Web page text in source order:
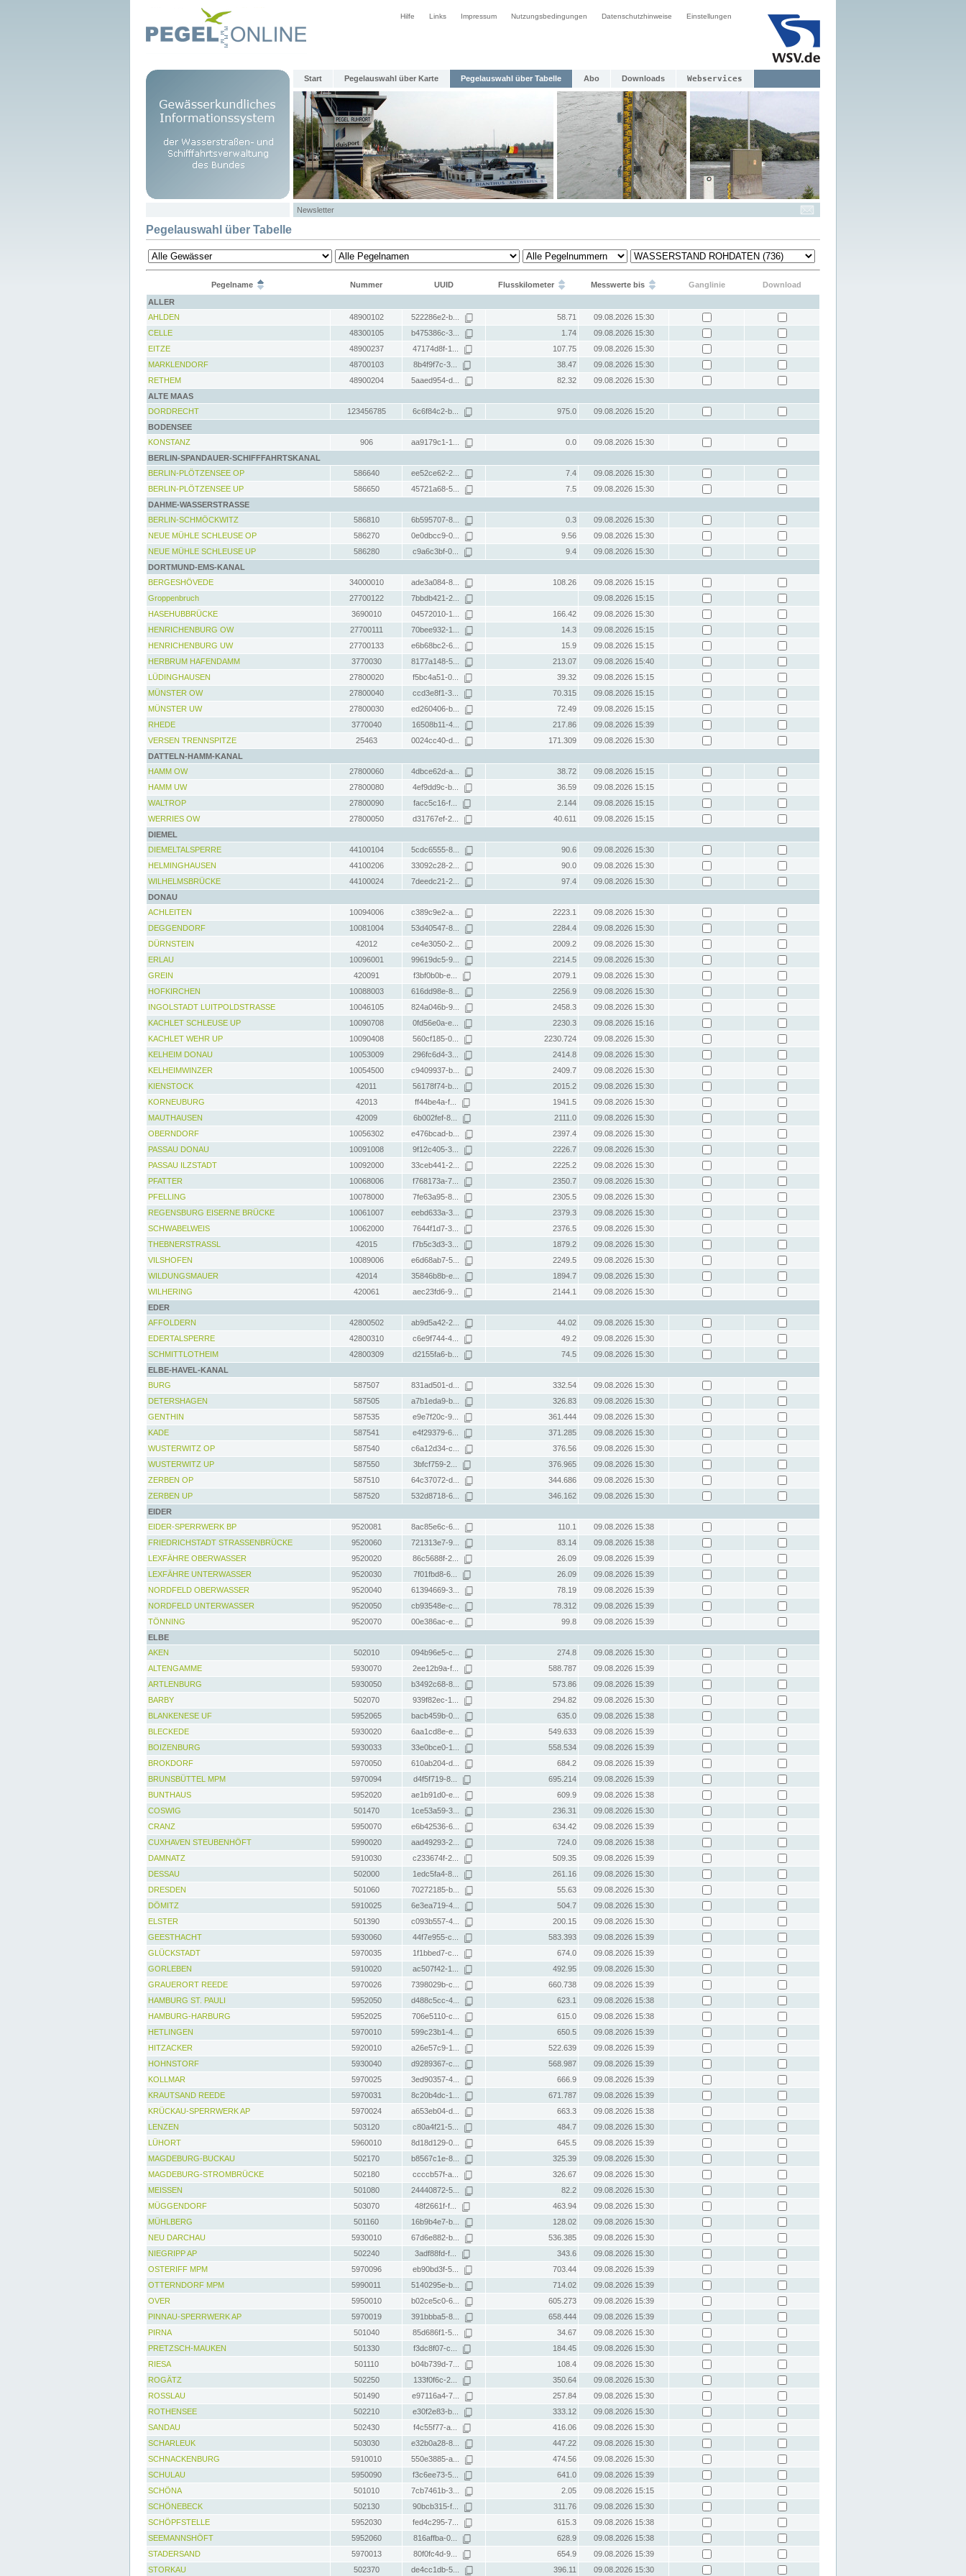
Hilfe Links Impressum Nutzungsbedingungen Datenschutzhinweise Einstellungen
Start Pegelauswahl über Karte Pegelauswahl über Tabelle Abo Downloads Webservices
Newsletter
Pegelauswahl über Tabelle
Pegelname Nummer UUID Flusskilometer Messwerte bis Ganglinie
Download
ALLER
AHLDEN
48900102 522286e2-b... 58.71
09.08.2026 15:30
CELLE
48300105 b475386c-3... 1.74
09.08.2026 15:30
EITZE
48900237 47174d8f-1... 107.75
09.08.2026 15:30
MARKLENDORF
48700103 8b4f9f7c-3... 38.47
09.08.2026 15:30
RETHEM
48900204 5aaed954-d... 82.32
09.08.2026 15:30
ALTE MAAS
DORDRECHT
123456785 6c6f84c2-b... 975.0
09.08.2026 15:20
BODENSEE
KONSTANZ
906 aa9179c1-1... 0.0
09.08.2026 15:30
BERLIN-SPANDAUER-SCHIFFFAHRTSKANAL
BERLIN-PLÖTZENSEE OP
586640 ee52ce62-2... 7.4
09.08.2026 15:30
BERLIN-PLÖTZENSEE UP
586650 45721a68-5... 7.5
09.08.2026 15:30
DAHME-WASSERSTRASSE
BERLIN-SCHMÖCKWITZ
586810 6b595707-8... 0.3
09.08.2026 15:30
NEUE MÜHLE SCHLEUSE OP
586270 0e0dbcc9-0... 9.56
09.08.2026 15:30
NEUE MÜHLE SCHLEUSE UP
586280 c9a6c3bf-0... 9.4
09.08.2026 15:30
DORTMUND-EMS-KANAL
BERGESHÖVEDE
34000010 ade3a084-8... 108.26
09.08.2026 15:15
Groppenbruch
27700122 7bbdb421-2...
09.08.2026 15:15
HASEHUBBRÜCKE
3690010 04572010-1... 166.42
09.08.2026 15:30
HENRICHENBURG OW
27700111 70bee932-1... 14.3
09.08.2026 15:15
HENRICHENBURG UW
27700133 e6b68bc2-6... 15.9
09.08.2026 15:15
HERBRUM HAFENDAMM
3770030 8177a148-5... 213.07
09.08.2026 15:40
LÜDINGHAUSEN
27800020 f5bc4a51-0... 39.32
09.08.2026 15:15
MÜNSTER OW
27800040 ccd3e8f1-3... 70.315
09.08.2026 15:15
MÜNSTER UW
27800030 ed260406-b... 72.49
09.08.2026 15:15
RHEDE
3770040 16508b11-4... 217.86
09.08.2026 15:39
VERSEN TRENNSPITZE
25463 0024cc40-d... 171.309
09.08.2026 15:30
DATTELN-HAMM-KANAL
HAMM OW
27800060 4dbce62d-a... 38.72
09.08.2026 15:15
HAMM UW
27800080 4ef9dd9c-b... 36.59
09.08.2026 15:15
WALTROP
27800090 facc5c16-f... 2.144
09.08.2026 15:15
WERRIES OW
27800050 d31767ef-2... 40.611
09.08.2026 15:15
DIEMEL
DIEMELTALSPERRE
44100104 5cdc6555-8... 90.6
09.08.2026 15:30
HELMINGHAUSEN
44100206 33092c28-2... 90.0
09.08.2026 15:30
WILHELMSBRÜCKE
44100024 7deedc21-2... 97.4
09.08.2026 15:30
DONAU
ACHLEITEN
10094006 c389c9e2-a... 2223.1
09.08.2026 15:30
DEGGENDORF
10081004 53d40547-8... 2284.4
09.08.2026 15:30
DÜRNSTEIN
42012 ce4e3050-2... 2009.2
09.08.2026 15:30
ERLAU
10096001 99619dc5-9... 2214.5
09.08.2026 15:30
GREIN
420091 f3bf0b0b-e... 2079.1
09.08.2026 15:30
HOFKIRCHEN
10088003 616dd98e-8... 2256.9
09.08.2026 15:30
INGOLSTADT LUITPOLDSTRASSE
10046105 824a046b-9... 2458.3
09.08.2026 15:30
KACHLET SCHLEUSE UP
10090708 0fd56e0a-e... 2230.3
09.08.2026 15:16
KACHLET WEHR UP
10090408 560cf185-0... 2230.724
09.08.2026 15:30
KELHEIM DONAU
10053009 296fc6d4-3... 2414.8
09.08.2026 15:30
KELHEIMWINZER
10054500 c9409937-b... 2409.7
09.08.2026 15:30
KIENSTOCK
42011 56178f74-b... 2015.2
09.08.2026 15:30
KORNEUBURG
42013 ff44be4a-f... 1941.5
09.08.2026 15:30
MAUTHAUSEN
42009 6b002fef-8... 2111.0
09.08.2026 15:30
OBERNDORF
10056302 e476bcad-b... 2397.4
09.08.2026 15:30
PASSAU DONAU
10091008 9f12c405-3... 2226.7
09.08.2026 15:30
PASSAU ILZSTADT
10092000 33ceb441-2... 2225.2
09.08.2026 15:30
PFATTER
10068006 f768173a-7... 2350.7
09.08.2026 15:30
PFELLING
10078000 7fe63a95-8... 2305.5
09.08.2026 15:30
REGENSBURG EISERNE BRÜCKE
10061007 eebd633a-3... 2379.3
09.08.2026 15:30
SCHWABELWEIS
10062000 7644f1d7-3... 2376.5
09.08.2026 15:30
THEBNERSTRASSL
42015 f7b5c3d3-3... 1879.2
09.08.2026 15:30
VILSHOFEN
10089006 e6d68ab7-5... 2249.5
09.08.2026 15:30
WILDUNGSMAUER
42014 35846b8b-e... 1894.7
09.08.2026 15:30
WILHERING
420061 aec23fd6-9... 2144.1
09.08.2026 15:30
EDER
AFFOLDERN
42800502 ab9d5a42-2... 44.02
09.08.2026 15:30
EDERTALSPERRE
42800310 c6e9f744-4... 49.2
09.08.2026 15:30
SCHMITTLOTHEIM
42800309 d2155fa6-b... 74.5
09.08.2026 15:30
ELBE-HAVEL-KANAL
BURG
587507 831ad501-d... 332.54
09.08.2026 15:30
DETERSHAGEN
587505 a7b1eda9-b... 326.83
09.08.2026 15:30
GENTHIN
587535 e9e7f20c-9... 361.444
09.08.2026 15:30
KADE
587541 e4f29379-6... 371.285
09.08.2026 15:30
WUSTERWITZ OP
587540 c6a12d34-c... 376.56
09.08.2026 15:30
WUSTERWITZ UP
587550 3bfcf759-2... 376.965
09.08.2026 15:30
ZERBEN OP
587510 64c37072-d... 344.686
09.08.2026 15:30
ZERBEN UP
587520 532d8718-6... 346.162
09.08.2026 15:30
EIDER
EIDER-SPERRWERK BP
9520081 8ac85e6c-6... 110.1
09.08.2026 15:38
FRIEDRICHSTADT STRASSENBRÜCKE
9520060 721313e7-9... 83.14
09.08.2026 15:38
LEXFÄHRE OBERWASSER
9520020 86c5688f-2... 26.09
09.08.2026 15:39
LEXFÄHRE UNTERWASSER
9520030 7f01fbd8-6... 26.09
09.08.2026 15:39
NORDFELD OBERWASSER
9520040 61394669-3... 78.19
09.08.2026 15:39
NORDFELD UNTERWASSER
9520050 cb93548e-c... 78.312
09.08.2026 15:39
TÖNNING
9520070 00e386ac-e... 99.8
09.08.2026 15:39
ELBE
AKEN
502010 094b96e5-c... 274.8
09.08.2026 15:30
ALTENGAMME
5930070 2ee12b9a-f... 588.787
09.08.2026 15:39
ARTLENBURG
5930050 b3492c68-8... 573.86
09.08.2026 15:39
BARBY
502070 939f82ec-1... 294.82
09.08.2026 15:30
BLANKENESE UF
5952065 bacb459b-0... 635.0
09.08.2026 15:38
BLECKEDE
5930020 6aa1cd8e-e... 549.633
09.08.2026 15:39
BOIZENBURG
5930033 33e0bce0-1... 558.534
09.08.2026 15:39
BROKDORF
5970050 610ab204-d... 684.2
09.08.2026 15:39
BRUNSBÜTTEL MPM
5970094 d4f5f719-8... 695.214
09.08.2026 15:39
BUNTHAUS
5952020 ae1b91d0-e... 609.9
09.08.2026 15:38
COSWIG
501470 1ce53a59-3... 236.31
09.08.2026 15:30
CRANZ
5950070 e6b42536-6... 634.42
09.08.2026 15:39
CUXHAVEN STEUBENHÖFT
5990020 aad49293-2... 724.0
09.08.2026 15:38
DAMNATZ
5910030 c233674f-2... 509.35
09.08.2026 15:39
DESSAU
502000 1edc5fa4-8... 261.16
09.08.2026 15:30
DRESDEN
501060 70272185-b... 55.63
09.08.2026 15:30
DÖMITZ
5910025 6e3ea719-4... 504.7
09.08.2026 15:30
ELSTER
501390 c093b557-4... 200.15
09.08.2026 15:30
GEESTHACHT
5930060 44f7e955-c... 583.393
09.08.2026 15:39
GLÜCKSTADT
5970035 1f1bbed7-c... 674.0
09.08.2026 15:39
GORLEBEN
5910020 ac507f42-1... 492.95
09.08.2026 15:30
GRAUERORT REEDE
5970026 7398029b-c... 660.738
09.08.2026 15:39
HAMBURG ST. PAULI
5952050 d488c5cc-4... 623.1
09.08.2026 15:38
HAMBURG-HARBURG
5952025 706e5110-c... 615.0
09.08.2026 15:38
HETLINGEN
5970010 599c23b1-4... 650.5
09.08.2026 15:39
HITZACKER
5920010 a26e57c9-1... 522.639
09.08.2026 15:39
HOHNSTORF
5930040 d9289367-c... 568.987
09.08.2026 15:39
KOLLMAR
5970025 3ed90357-4... 666.9
09.08.2026 15:39
KRAUTSAND REEDE
5970031 8c20b4dc-1... 671.787
09.08.2026 15:39
KRÜCKAU-SPERRWERK AP
5970024 a653eb04-d... 663.3
09.08.2026 15:38
LENZEN
503120 c80a4f21-5... 484.7
09.08.2026 15:30
LÜHORT
5960010 8d18d129-0... 645.5
09.08.2026 15:39
MAGDEBURG-BUCKAU
502170 b8567c1e-8... 325.39
09.08.2026 15:30
MAGDEBURG-STROMBRÜCKE
502180 ccccb57f-a... 326.67
09.08.2026 15:30
MEISSEN
501080 24440872-5... 82.2
09.08.2026 15:30
MÜGGENDORF
503070 48f2661f-f... 463.94
09.08.2026 15:30
MÜHLBERG
501160 16b9b4e7-b... 128.02
09.08.2026 15:30
NEU DARCHAU
5930010 67d6e882-b... 536.385
09.08.2026 15:30
NIEGRIPP AP
502240 3adf88fd-f... 343.6
09.08.2026 15:30
OSTERIFF MPM
5970096 eb90bd3f-5... 703.44
09.08.2026 15:39
OTTERNDORF MPM
5990011 5140295e-b... 714.02
09.08.2026 15:39
OVER
5950010 b02ce5c0-6... 605.273
09.08.2026 15:39
PINNAU-SPERRWERK AP
5970019 391bbba5-8... 658.444
09.08.2026 15:39
PIRNA
501040 85d686f1-5... 34.67
09.08.2026 15:30
PRETZSCH-MAUKEN
501330 f3dc8f07-c... 184.45
09.08.2026 15:30
RIESA
501110 b04b739d-7... 108.4
09.08.2026 15:30
ROGÄTZ
502250 133f0f6c-2... 350.64
09.08.2026 15:30
ROSSLAU
501490 e97116a4-7... 257.84
09.08.2026 15:30
ROTHENSEE
502210 e30f2e83-b... 333.12
09.08.2026 15:30
SANDAU
502430 f4c55f77-a... 416.06
09.08.2026 15:30
SCHARLEUK
503030 e32b0a28-8... 447.22
09.08.2026 15:30
SCHNACKENBURG
5910010 550e3885-a... 474.56
09.08.2026 15:30
SCHULAU
5950090 f3c6ee73-5... 641.0
09.08.2026 15:39
SCHÖNA
501010 7cb7461b-3... 2.05
09.08.2026 15:15
SCHÖNEBECK
502130 90bcb315-f... 311.76
09.08.2026 15:30
SCHÖPFSTELLE
5952030 fed4c295-7... 615.3
09.08.2026 15:38
SEEMANNSHÖFT
5952060 816affba-0... 628.9
09.08.2026 15:38
STADERSAND
5970013 80f0fc4d-9... 654.9
09.08.2026 15:39
STORKAU
502370 de4cc1db-5... 396.11 09.08.2026 15:30